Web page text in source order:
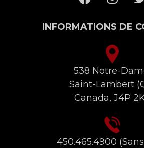
INFORMATIONS DE
538 Notre-
Saint-Lambert
Canada, J4P
450.465.4900